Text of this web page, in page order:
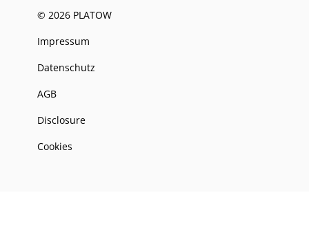
© 2026 PLATOW
Impressum
Datenschutz
AGB
Disclosure
Cookies